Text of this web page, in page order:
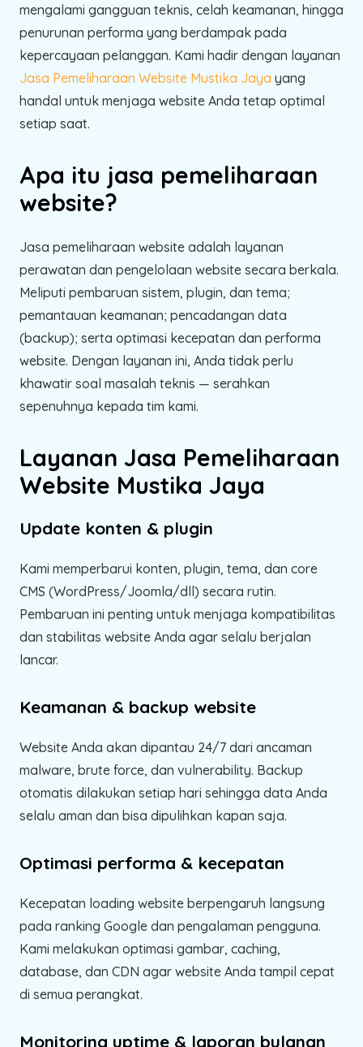
mengalami gangguan teknis, celah keamanan, hingga
penurunan performa yang berdampak pada
kepercayaan pelanggan. Kami hadir dengan layanan
Jasa Pemeliharaan Website Mustika Jaya yang
handal untuk menjaga website Anda tetap optimal
setiap saat.
Apa itu jasa pemeliharaan
website?
Jasa pemeliharaan website adalah layanan
perawatan dan pengelolaan website secara berkala.
Meliputi pembaruan sistem, plugin, dan tema;
pemantauan keamanan; pencadangan data
(backup); serta optimasi kecepatan dan performa
website. Dengan layanan ini, Anda tidak perlu
khawatir soal masalah teknis — serahkan
sepenuhnya kepada tim kami.
Layanan Jasa Pemeliharaan
Website Mustika Jaya
Update konten & plugin
Kami memperbarui konten, plugin, tema, dan core
CMS (WordPress/Joomla/dll) secara rutin.
Pembaruan ini penting untuk menjaga kompatibilitas
dan stabilitas website Anda agar selalu berjalan
lancar.
Keamanan & backup website
Website Anda akan dipantau 24/7 dari ancaman
malware, brute force, dan vulnerability. Backup
otomatis dilakukan setiap hari sehingga data Anda
selalu aman dan bisa dipulihkan kapan saja.
Optimasi performa & kecepatan
Kecepatan loading website berpengaruh langsung
pada ranking Google dan pengalaman pengguna.
Kami melakukan optimasi gambar, caching,
database, dan CDN agar website Anda tampil cepat
di semua perangkat.
Monitoring uptime & laporan bulanan